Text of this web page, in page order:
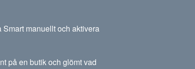
manuellt och aktivera
på en butik och glömt vad